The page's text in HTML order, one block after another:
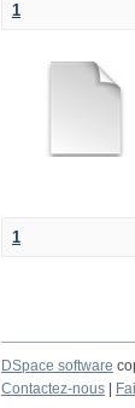
1
1
DSpace software
Contactez-nous